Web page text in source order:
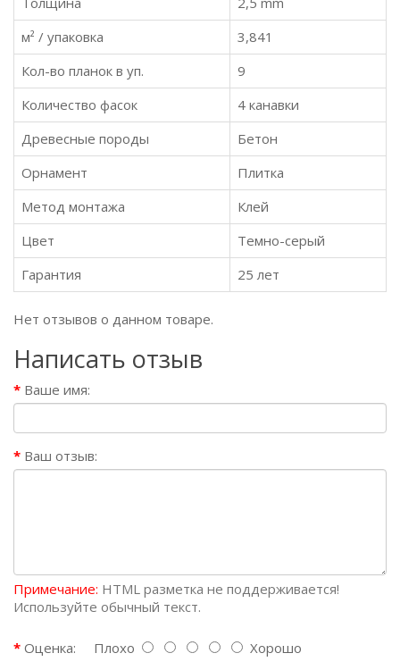
м² / упаковка
3,841
Кол-во планок в уп.
9
Количество фасок
4 канавки
Древесные породы
Бетон
Орнамент
Плитка
Метод монтажа
Клей
Цвет
Темно-серый
Гарантия
25 лет
Нет отзывов о данном товаре.
Написать отзыв
Ваше имя:
Ваш отзыв:
Примечание: HTML разметка не поддерживается!
Используйте обычный текст.
Оценка: Плохо Хорошо